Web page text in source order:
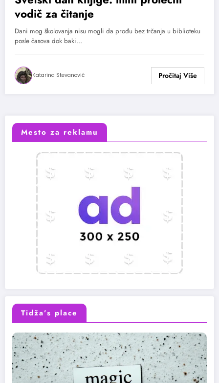
vodič za čitanje
Dani mog školovanja nisu mogli da prođu bez trčanja u biblioteku
posle časova dok baki…
Katarina Stevanović
Mesto za reklamu
Tidža’s place